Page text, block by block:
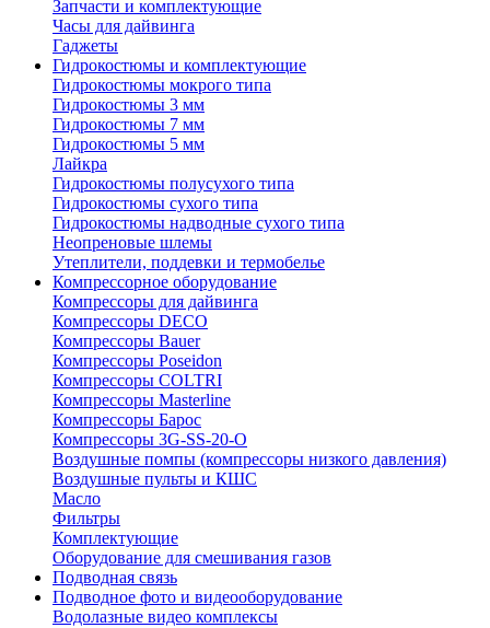
Запчасти и комплектующие
Часы для дайвинга
Гаджеты
Гидрокостюмы и комплектующие
Гидрокостюмы мокрого типа
Гидрокостюмы 3 мм
Гидрокостюмы 7 мм
Гидрокостюмы 5 мм
Лайкра
Гидрокостюмы полусухого типа
Гидрокостюмы сухого типа
Гидрокостюмы надводные сухого типа
Неопреновые шлемы
Утеплители, поддевки и термобелье
Компрессорное оборудование
Компрессоры для дайвинга
Компрессоры DECO
Компрессоры Bauer
Компрессоры Poseidon
Компрессоры COLTRI
Компрессоры Masterline
Компрессоры Барос
Компрессоры 3G-SS-20-O
Воздушные помпы (компрессоры низкого давления)
Воздушные пульты и КШС
Масло
Фильтры
Комплектующие
Оборудование для смешивания газов
Подводная связь
Подводное фото и видеооборудование
Водолазные видео комплексы